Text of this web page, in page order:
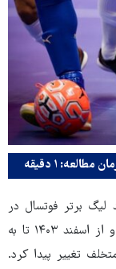
مطالعه: ۱ دقیقه
برتر فوتسال در
سال جاری به یک معادله پیچیده تبدیل شده بود و از اسفند ۱۴۰۳ تا به
تغییر پیدا کرد.